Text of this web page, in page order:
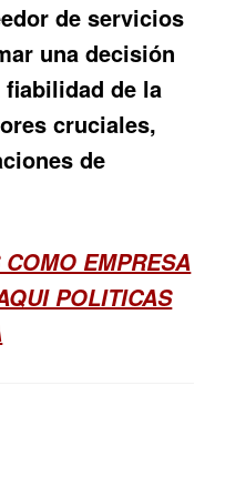
de servicios
una decisión
de la
cruciales,
de
EMPRESA
POLITICAS